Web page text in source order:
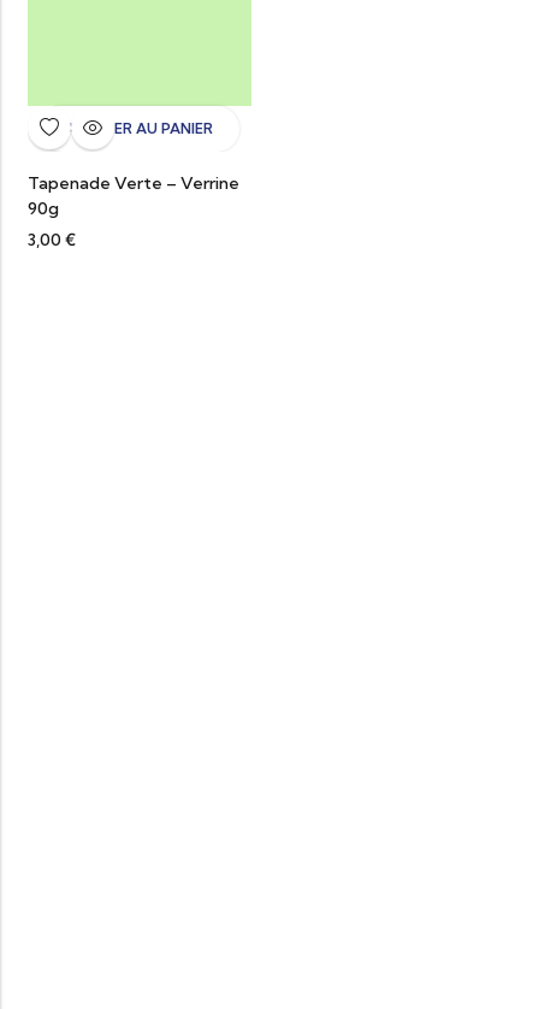
AJOUTER AU PANIER
Tapenade Verte – Verrine
90g
3,00 €